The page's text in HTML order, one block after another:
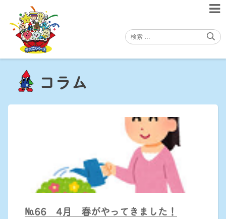
content
コラム
№66 4月 春がやってきました！